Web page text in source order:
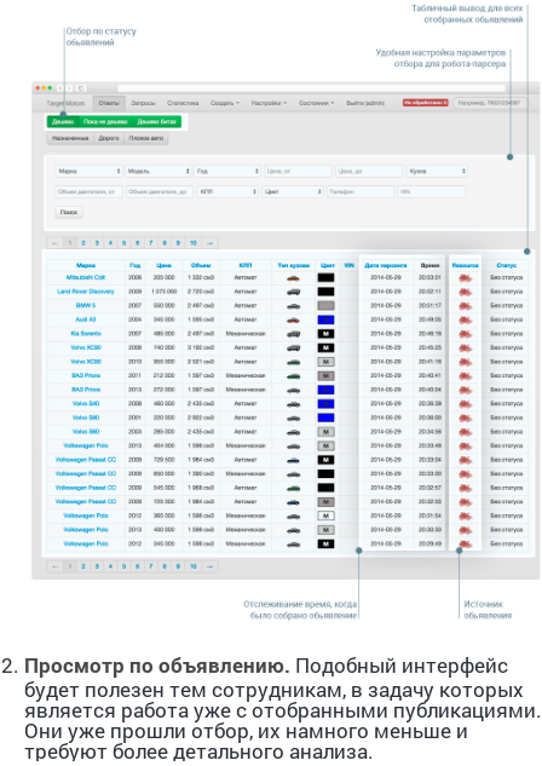
Просмотр по объявлению. Подобный интерфейс
будет полезен тем сотрудникам, в задачу которых
является работа уже с отобранными публикациями.
Они уже прошли отбор, их намного меньше и
требуют более детального анализа.